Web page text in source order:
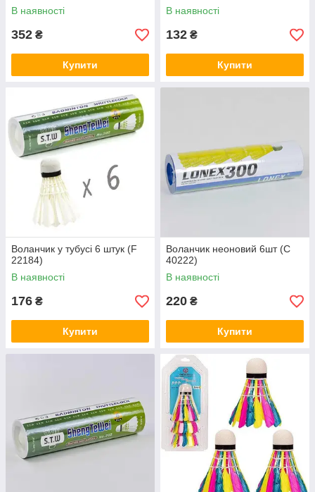
В наявності
352 ₴
Купити
В наявності
132 ₴
Купити
Воланчик у тубусі 6 штук (F
22184)
В наявності
176 ₴
Купити
Воланчик неоновий 6шт (C
40222)
В наявності
220 ₴
Купити